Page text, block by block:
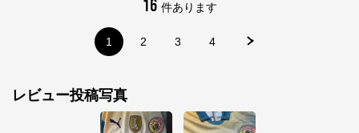
16 件あります
1 2 3 4
レビュー投稿写真
サッカーショップKAMO
※外部サイトが開きます